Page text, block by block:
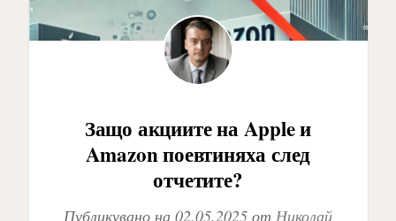
Защо акциите на Apple и
Amazon поевтиняха след
отчетите?
Публикувано на 02.05.2025 от Николай